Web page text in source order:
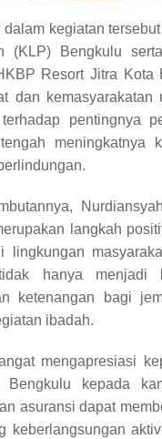
dalam kegiatan
(KLP) Bengkulu
Resort Jitra Kota
dan
pentingnya
meningkatnya
langkah
lingkungan
hanya menjadi
ketenangan bagi
ibadah.
mengapresiasi
Bengkulu kepada
asuransi dapat
keberlangsungan